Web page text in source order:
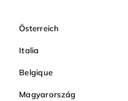
Österreich
Italia
Belgique
Magyarország